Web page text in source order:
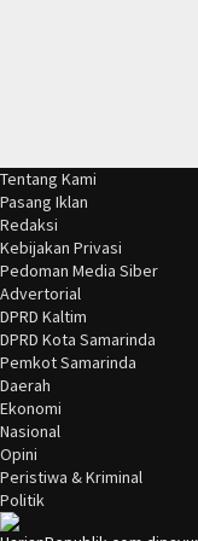
Tentang Kami
Pasang Iklan
Redaksi
Kebijakan Privasi
Pedoman Media Siber
Advertorial
DPRD Kaltim
DPRD Kota Samarinda
Pemkot Samarinda
Daerah
Ekonomi
Nasional
Opini
Peristiwa & Kriminal
Politik